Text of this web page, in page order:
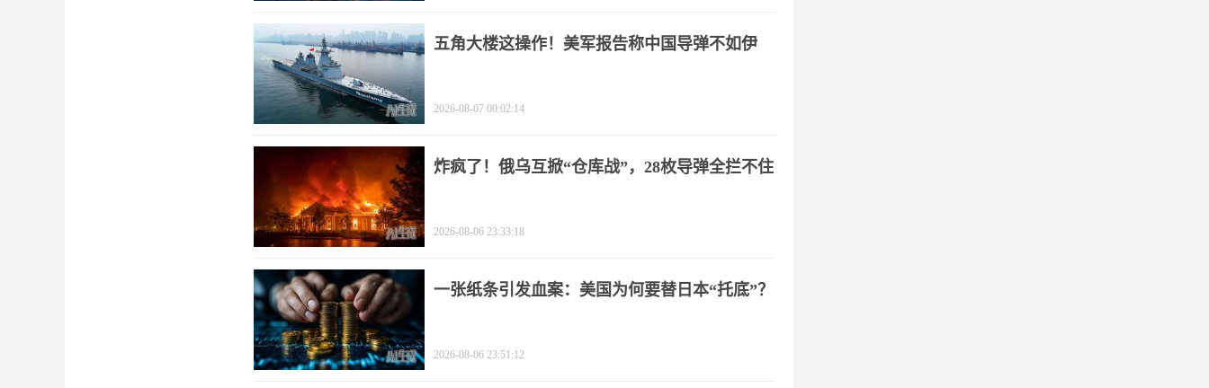
五角大楼这操作！美军报告称中国导弹不如伊
2026-08-07 00:02:14
炸疯了！俄乌互掀“仓库战”，28枚导弹全拦不住
2026-08-06 23:33:18
一张纸条引发血案：美国为何要替日本“托底”？
2026-08-06 23:51:12